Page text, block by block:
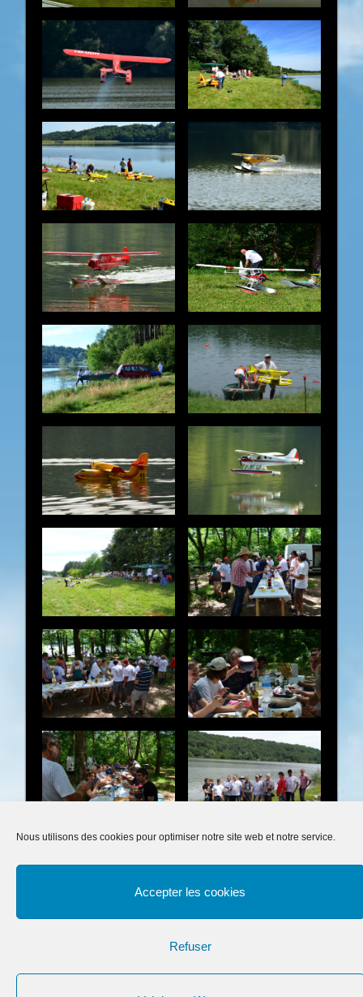
Nous utilisons des cookies pour optimiser notre site web et notre service.
Accepter les cookies
Refuser